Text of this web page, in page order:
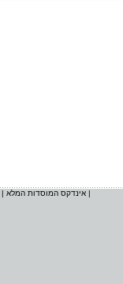
אינדקס המוסדות המלא | |